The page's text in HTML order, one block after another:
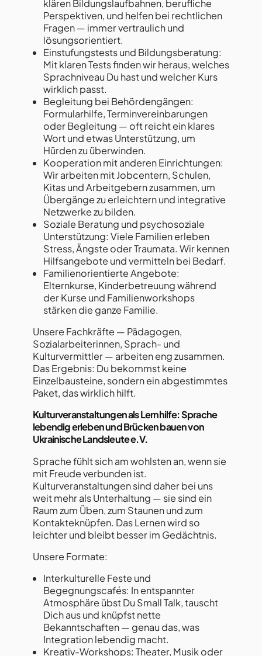
klären Bildungslaufbahnen, berufliche
Perspektiven, und helfen bei rechtlichen
Fragen — immer vertraulich und
lösungsorientiert.
Einstufungstests und Bildungsberatung:
Mit klaren Tests finden wir heraus, welches
Sprachniveau Du hast und welcher Kurs
wirklich passt.
Begleitung bei Behördengängen:
Formularhilfe, Terminvereinbarungen
oder Begleitung — oft reicht ein klares
Wort und etwas Unterstützung, um
Hürden zu überwinden.
Kooperation mit anderen Einrichtungen:
Wir arbeiten mit Jobcentern, Schulen,
Kitas und Arbeitgebern zusammen, um
Übergänge zu erleichtern und integrative
Netzwerke zu bilden.
Soziale Beratung und psychosoziale
Unterstützung: Viele Familien erleben
Stress, Ängste oder Traumata. Wir kennen
Hilfsangebote und vermitteln bei Bedarf.
Familienorientierte Angebote:
Elternkurse, Kinderbetreuung während
der Kurse und Familienworkshops
stärken die ganze Familie.
Unsere Fachkräfte — Pädagogen,
Sozialarbeiterinnen, Sprach- und
Kulturvermittler — arbeiten eng zusammen.
Das Ergebnis: Du bekommst keine
Einzelbausteine, sondern ein abgestimmtes
Paket, das wirklich hilft.
Kulturveranstaltungen als Lernhilfe: Sprache
lebendig erleben und Brücken bauen von
Ukrainische Landsleute e.V.
Sprache fühlt sich am wohlsten an, wenn sie
mit Freude verbunden ist.
Kulturveranstaltungen sind daher bei uns
weit mehr als Unterhaltung — sie sind ein
Raum zum Üben, zum Staunen und zum
Kontakteknüpfen. Das Lernen wird so
leichter und bleibt besser im Gedächtnis.
Unsere Formate:
Interkulturelle Feste und
Begegnungscafés: In entspannter
Atmosphäre übst Du Small Talk, tauscht
Dich aus und knüpfst nette
Bekanntschaften — genau das, was
Integration lebendig macht.
Kreativ-Workshops: Theater, Musik oder